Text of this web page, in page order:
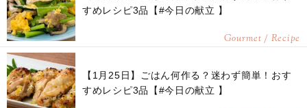
すめレシピ3品【#今日の献立 】
Gourmet / Recipe
【1月25日】ごはん何作る？迷わず簡単！おす
すめレシピ3品【#今日の献立 】